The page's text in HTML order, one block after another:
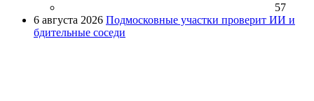
57
6 августа 2026 Подмосковные участки проверит ИИ и
бдительные соседи